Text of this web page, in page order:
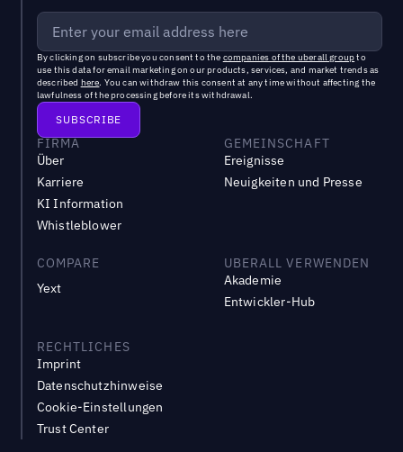
By clicking on subscribe you consent to the companies of the uberall groupto
use this data for email marketing on our products, services, and market trends as
described here. You can withdraw this consent at any time without affecting the
lawfulness of the processing before its withdrawal.
FIRMA
Über
Karriere
KI Information
Whistleblower
GEMEINSCHAFT
Ereignisse
Neuigkeiten und Presse
COMPARE
Yext
UBERALL VERWENDEN
Akademie
Entwickler-Hub
RECHTLICHES
Imprint
Datenschutzhinweise
Cookie-Einstellungen
Trust Center